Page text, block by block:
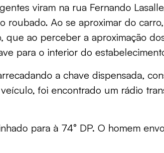
viram na rua Fernando
roubado. Ao se aproximar do
que ao perceber a aproximação
para o interior do
a chave dispensada,
foi encontrado um rádio
para à 74° DP. O homem